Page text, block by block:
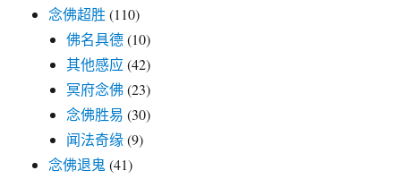
念佛超胜 (110)
佛名具德(10)
其他感应 (42)
冥府念佛(23)
念佛胜易 (30)
闻法奇缘(9)
念佛退鬼(41)